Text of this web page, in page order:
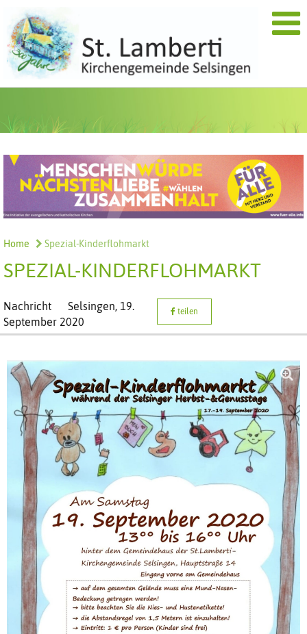
Home Spezial-Kinderflohmarkt
SPEZIAL-KINDERFLOHMARKT
Nachricht Selsingen, 19.
September 2020
teilen